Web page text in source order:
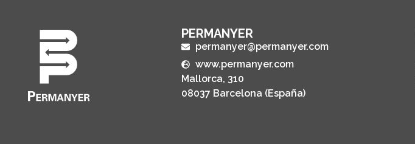
PERMANYER
permanyer@permanyer.com
www.permanyer.com
Mallorca, 310
08037 Barcelona (España)